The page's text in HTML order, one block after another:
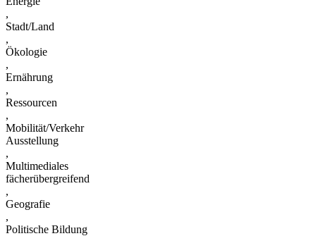
,
Stadt/Land
,
Ökologie
,
Ernährung
,
Ressourcen
,
Mobilität/Verkehr
Ausstellung
,
Multimediales
fächerübergreifend
,
Geografie
,
Politische Bildung